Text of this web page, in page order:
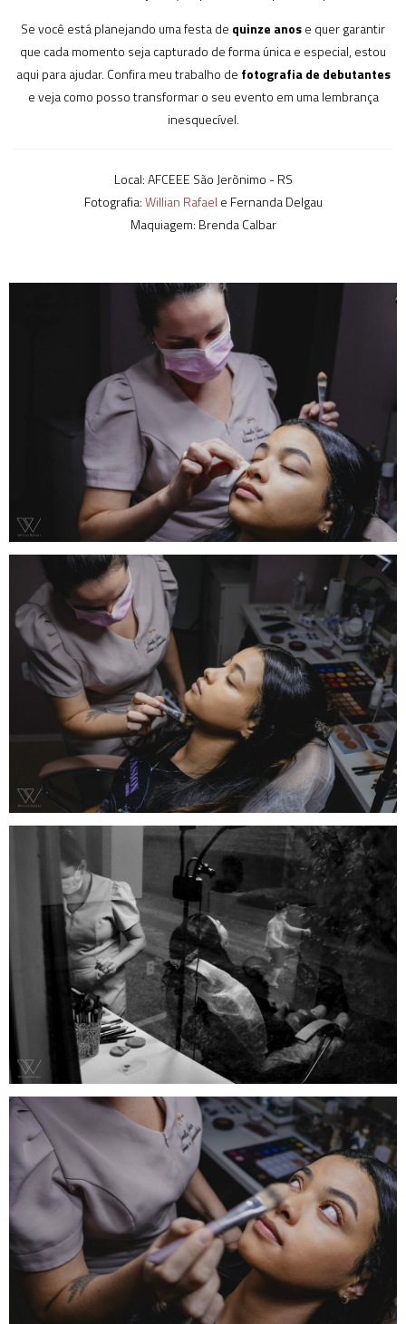
Se você está planejando uma festa de quinze anose quer garantir
que cada momento seja capturado de forma única e especial, estou
aqui para ajudar. Confira meu trabalho de fotografia de debutantes
e veja como posso transformar o seu evento em uma lembrança
inesquecível.
Local: AFCEEE São Jerõnimo - RS
Fotografia:Willian Rafael e Fernanda Delgau
Maquiagem: Brenda Calbar